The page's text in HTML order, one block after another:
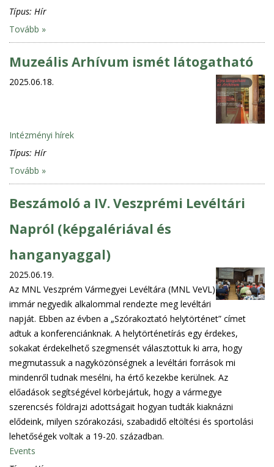
Típus: Hír
Tovább »
Muzeális Arhívum ismét látogatható
2025.06.18.
Intézményi hírek
Típus: Hír
Tovább »
Beszámoló a IV. Veszprémi Levéltári
Napról (képgalériával és
hanganyaggal)
2025.06.19.
Az MNL Veszprém Vármegyei Levéltára (MNL VeVL)
immár negyedik alkalommal rendezte meg levéltári
napját. Ebben az évben a „Szórakoztató helytörténet” címet
adtuk a konferenciánknak. A helytörténetírás egy érdekes,
sokakat érdekelhető szegmensét választottuk ki arra, hogy
megmutassuk a nagyközönségnek a levéltári források mi
mindenről tudnak mesélni, ha értő kezekbe kerülnek. Az
előadások segítségével körbejártuk, hogy a vármegye
szerencsés földrajzi adottságait hogyan tudták kiaknázni
elődeink, milyen szórakozási, szabadidő eltöltési és sportolási
lehetőségek voltak a 19-20. században.
Events